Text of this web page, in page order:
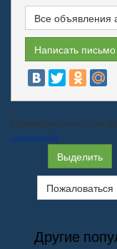
Все объявления
Написать
Поисковые теги для
шнековый
Выделить
Пожаловаться
Другие